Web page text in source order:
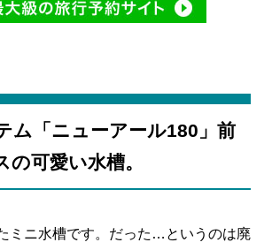
ム「ニューアール180」前
可愛い水槽。
ミニ水槽です。だった…というのは廃